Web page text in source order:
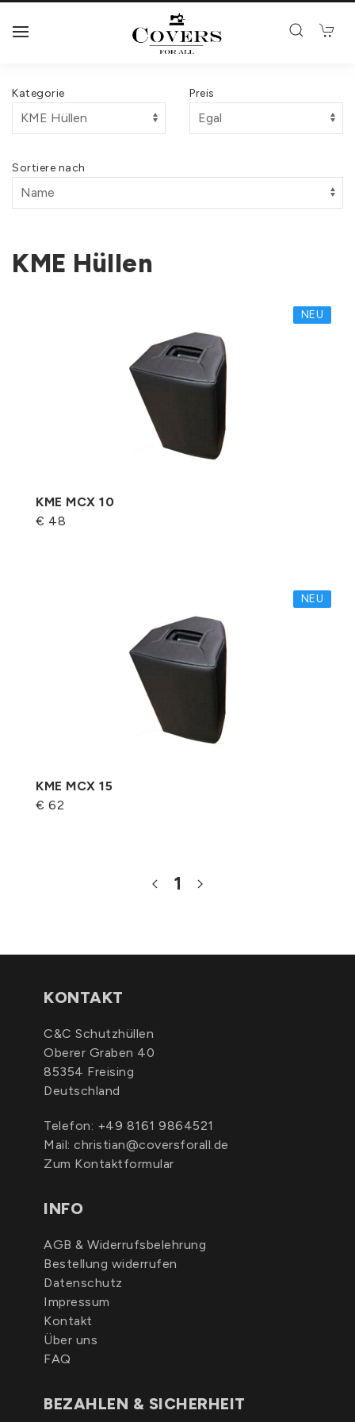
Kategorie Preis
Sortiere nach
KME Hüllen
NEU
KME MCX 10
€ 48
NEU
KME MCX 15
€ 62
1
KONTAKT
C&C Schutzhüllen
Oberer Graben 40
85354 Freising
Deutschland
Telefon: +49 8161 9864521
Mail: christian@coversforall.de
Zum Kontaktformular
INFO
AGB & Widerrufsbelehrung
Bestellung widerrufen
Datenschutz
Impressum
Kontakt
Über uns
FAQ
BEZAHLEN & SICHERHEIT